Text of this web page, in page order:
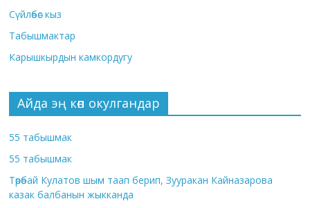
Сүйлөбөс кыз
Табышмактар
Карышкырдын камкордугу
Айда эң көп окулгандар
55 табышмак
55 табышмак
Төрөбай Кулатов шым таап берип, Зууракан Кайназарова
казак балбанын жыкканда